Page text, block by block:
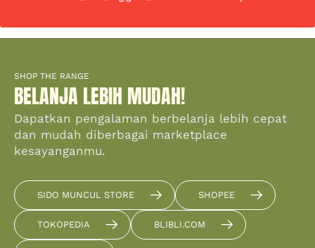
SHOP THE RANGE
BELANJA LEBIH MUDAH!
Dapatkan pengalaman berbelanja lebih cepat
dan mudah diberbagai marketplace
kesayanganmu.
SIDO MUNCUL STORE SHOPEE
TOKOPEDIA BLIBLI.COM